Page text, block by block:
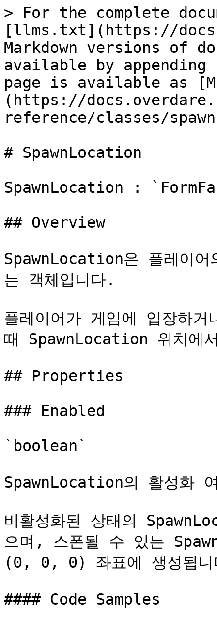
> For the complete
[llms.txt](https://
Markdown versions of
available by
page is available as
(https://
reference/classes/
# SpawnLocation
SpawnLocation :
## Overview
SpawnLocation은 플레이
는 객체입니다.
플레이어가 게임에 입장하
때 SpawnLocation 위치에
## Properties
### Enabled
`boolean`
SpawnLocation의 활성화
비활성화된 상태의
으며, 스폰될 수 있는
(0, 0, 0) 좌표에 생성됩
#### Code Samples